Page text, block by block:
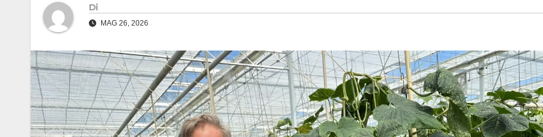
Di
MAG 26, 2026